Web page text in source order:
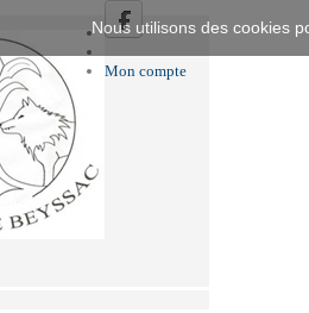
Mon compte
Nous utilisons des cookies